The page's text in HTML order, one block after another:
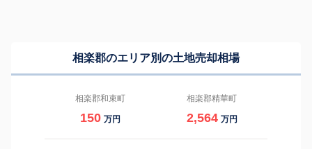
相楽郡のエリア別の土地売却相場
相楽郡和束町
150 万円
相楽郡精華町
2,564 万円